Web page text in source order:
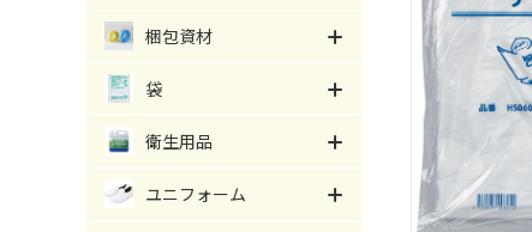
梱包資材
袋
衛生用品
ユニフォーム